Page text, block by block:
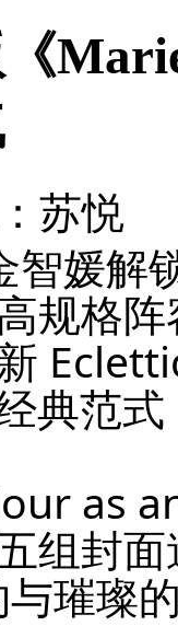
苏悦
智媛解
规格
典范
as
组封
璀璨